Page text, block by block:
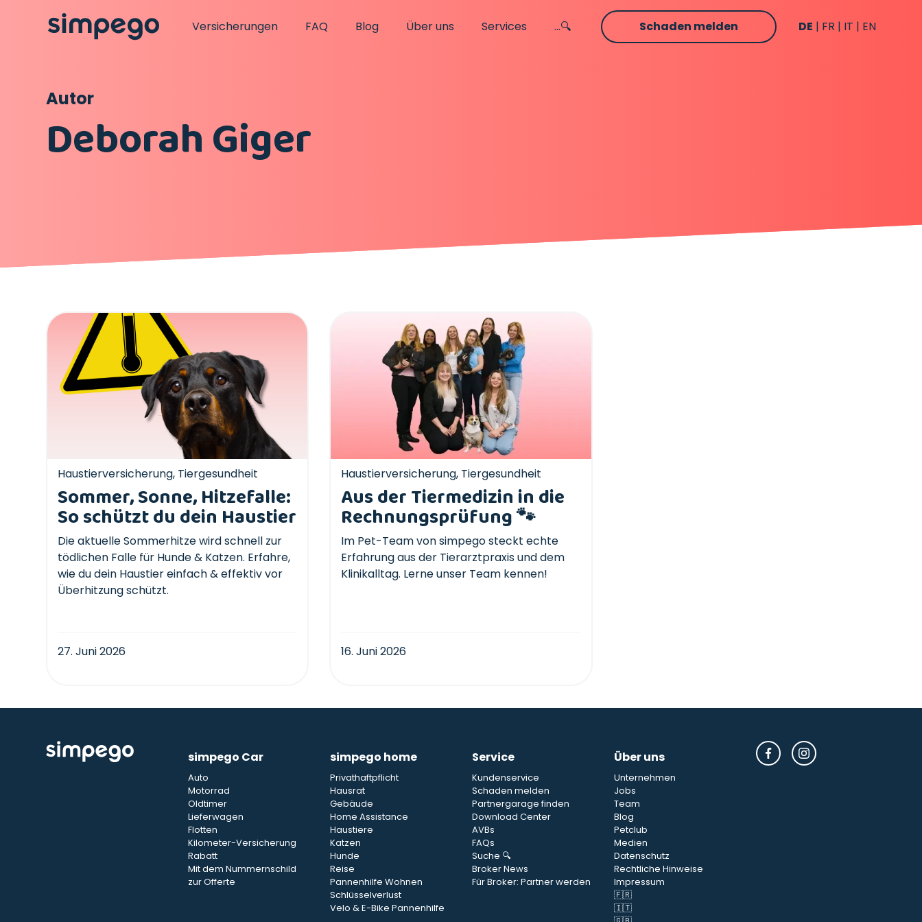
Versicherungen FAQ Blog Über uns Services ...🔍 Schaden melden DE FR IT EN
Autor
Deborah Giger
Haustierversicherung, Tiergesundheit
Sommer, Sonne, Hitzefalle:
So schützt du dein Haustier
Die aktuelle Sommerhitze wird schnell zur
tödlichen Falle für Hunde & Katzen. Erfahre,
wie du dein Haustier einfach & effektiv vor
Überhitzung schützt.
27. Juni 2026
Haustierversicherung, Tiergesundheit
Aus der Tiermedizin in die
Rechnungsprüfung 🐾
Im Pet-Team von simpego steckt echte
Erfahrung aus der Tierarztpraxis und dem
Klinikalltag. Lerne unser Team kennen!
16. Juni 2026
simpego Car
Auto
Motorrad
Oldtimer
Lieferwagen
Flotten
Kilometer-Versicherung
Rabatt
Mit dem Nummernschild
zur Offerte
simpego home
Privathaftpflicht
Hausrat
Gebäude
Home Assistance
Haustiere
Katzen
Hunde
Reise
Pannenhilfe Wohnen
Schlüsselverlust
Velo & E-Bike Pannenhilfe
Service
Kundenservice
Schaden melden
Partnergarage finden
Download Center
AVBs
FAQs
Suche 🔍
Broker News
Für Broker: Partner werden
Über uns
Unternehmen
Jobs
Team
Blog
Petclub
Medien
Datenschutz
Rechtliche Hinweise
Impressum
🇫🇷
🇮🇹